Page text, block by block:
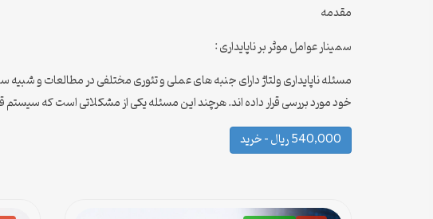
مقدمه
سمینار عوامل موثر بر ناپایداری :
مسئله ناپایداری ولتاژ دارای جنبه های عملی و تئوری مختلفی در مطالعات و شبیه
خود مورد بررسی قرار داده اند. هرچند این مسئله یکی از مشکلاتی است که سیستم
540,000 ریال – خرید